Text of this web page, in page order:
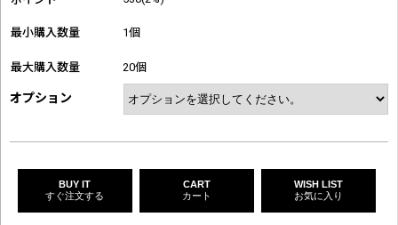
最小購入数量 1個
最大購入数量 20個
オプション
BUY IT
すぐ注文する
CART
カート
WISH LIST
お気に入り